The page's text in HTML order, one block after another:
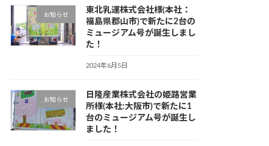
お知らせ
東北乳運株式会社様(本社：
福島県郡山市)で新たに2台の
ミュージアム号が誕生しまし
た！
2024年6月5日
お知らせ
日隆産業株式会社の姫路営業
所様(本社:大阪市)で新たに1
台のミュージアム号が誕生し
ました！